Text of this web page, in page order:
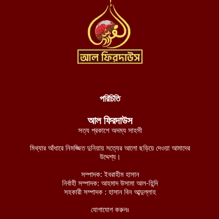
দক্ষিণ লেবাননে আইইডি বিস্ফোরণে দুই দখলদার ইসরায়েলি সেনা নিহত,
ডান হাতে ভাত খেতে খেতে বাম হাতে নিচ্ছে ঘুষ! ঠাকুরগাঁও জেলা রেজিস্ট্রার
লালমনিরহাটে তিস্তা নদীর পানি বিপৎসীমার ওপরে, ভয়াবহ বন্যার শঙ্কা
আগস্ট ৫, ২০২৬
চীন-পাকিস্তানের নিরাপত্তা বিষয়ক ভিত্তিহীন অভিযোগ প্রত্যাখ্যান করেছে
ইমারাতে ইসলামিয়া
আশ-শাবাবের নিয়ন্ত্রণে কেন্দ্রীয় হিরান রাজ্যের ৩ শহর: নিহত মোগাদিশু
পরিচিতি
আল ফিরদাউস
সত্য প্রকাশে অদম্য সাহসী
মিথ্যার আঁধারে নিমজ্জিত দুনিয়ায় সত্যের আলো ছড়িয়ে দেওয়া আমাদের
উদ্দেশ্য।
সম্পাদক: ইবরাহীম হাসান
নির্বাহী সম্পাদক: আহমাদ উসামা আল-হিন্দি
সহকারী সম্পাদক : হাসান বিন আব্দুল্লাহ
যোগাযোগ করুনঃ